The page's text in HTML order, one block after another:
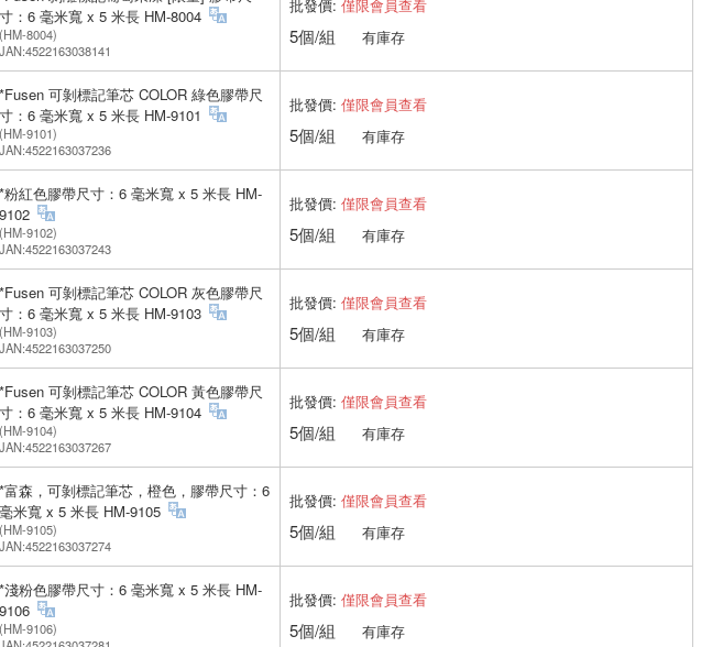
寸：6 毫米寬 x 5 米長 HM-8004
(HM-8004)
JAN:4522163038141
批發價: 僅限會員查看
5個/組 有庫存
*Fusen 可剝標記筆芯 COLOR 綠色膠帶尺
寸：6 毫米寬 x 5 米長 HM-9101
(HM-9101)
JAN:4522163037236
批發價: 僅限會員查看
5個/組 有庫存
*粉紅色膠帶尺寸：6 毫米寬 x 5 米長 HM-
9102
(HM-9102)
JAN:4522163037243
批發價: 僅限會員查看
5個/組 有庫存
*Fusen 可剝標記筆芯 COLOR 灰色膠帶尺
寸：6 毫米寬 x 5 米長 HM-9103
(HM-9103)
JAN:4522163037250
批發價: 僅限會員查看
5個/組 有庫存
*Fusen 可剝標記筆芯 COLOR 黃色膠帶尺
寸：6 毫米寬 x 5 米長 HM-9104
(HM-9104)
JAN:4522163037267
批發價: 僅限會員查看
5個/組 有庫存
*富森，可剝標記筆芯，橙色，膠帶尺寸：6
毫米寬 x 5 米長 HM-9105
(HM-9105)
JAN:4522163037274
批發價: 僅限會員查看
5個/組 有庫存
*淺粉色膠帶尺寸：6 毫米寬 x 5 米長 HM-
9106
(HM-9106)
批發價: 僅限會員查看
5個/組 有庫存